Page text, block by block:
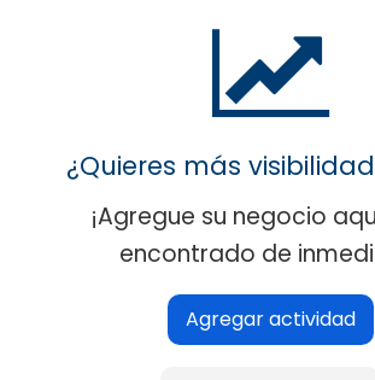
¿Quieres más
¡Agregue su negocio
encontrado de
Agregar actividad